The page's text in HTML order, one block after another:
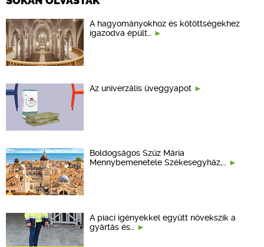
A hagyományokhoz és kötöttségekhez
igazodva épült…
Az univerzális üveggyapot
Boldogságos Szűz Mária
Mennybemenetele Székesegyház,…
A piaci igényekkel együtt növekszik a
gyártás és…